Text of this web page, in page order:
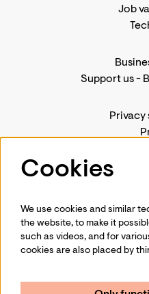
Job
Support us-
Privacy
Cookies
We use cookies and similar
the website, to make it
such as videos, and for
cookies are also placed by